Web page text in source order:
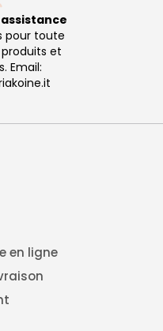
pour toute
et
Email:
en ligne